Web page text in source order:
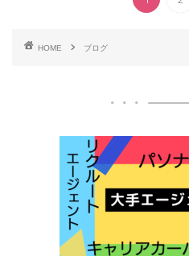
HOME ブログ